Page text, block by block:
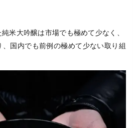
米大吟醸は市場でも極めて少なく、
国内でも前例の極めて少ない取り組